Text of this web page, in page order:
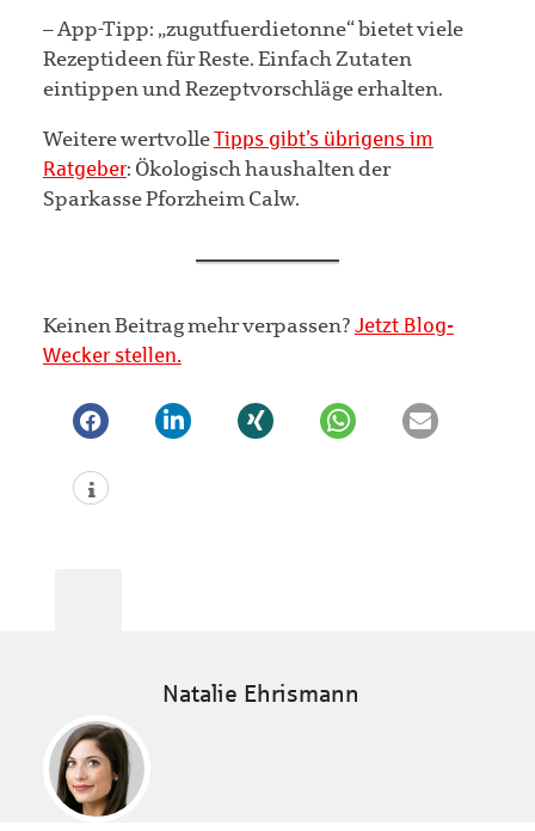
– App-Tipp: „zugutfuerdietonne“ bietet viele
Rezeptideen für Reste. Einfach Zutaten
eintippen und Rezeptvorschläge erhalten.
Weitere wertvolleTipps gibt’s übrigens im
Ratgeber: Ökologisch haushalten der
Sparkasse Pforzheim Calw.
Keinen Beitrag mehr verpassen? Jetzt Blog-
Wecker stellen.
Natalie Ehrismann